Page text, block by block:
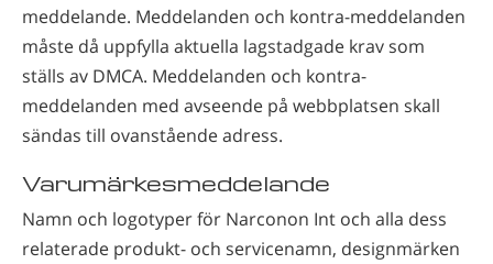
meddelande. Meddelanden och kontra-meddelanden
måste då uppfylla aktuella lagstadgade krav som
ställs av DMCA. Meddelanden och kontra-
meddelanden med avseende på webbplatsen skall
sändas till ovanstående adress.
Varumärkesmeddelande
Namn och logotyper för Narconon Int och alla dess
relaterade produkt- och servicenamn, designmärken